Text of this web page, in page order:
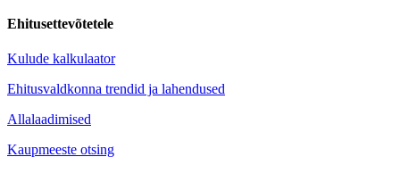
Ehitusettevõtetele
Kulude kalkulaator
Ehitusvaldkonna trendid ja lahendused
Allalaadimised
Kaupmeeste otsing